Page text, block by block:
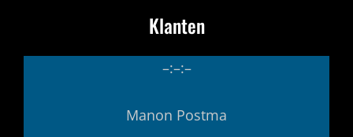
Klanten
–:–:–
Manon Postma